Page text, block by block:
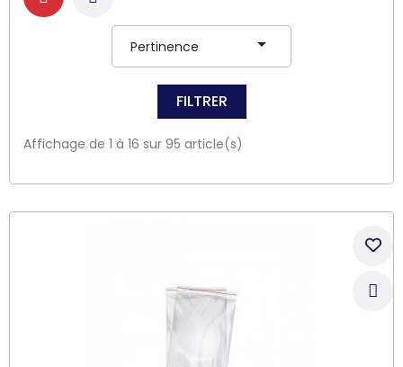
Pertinence 
FILTRER
Affichage de 1 à 16 sur 95 article(s)